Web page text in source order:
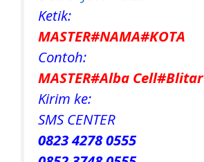
Ketik:
MASTER#NAMA#KOTA
Contoh:
MASTER#Alba Cell#Blitar
Kirim ke:
SMS CENTER
0823 4278 0555